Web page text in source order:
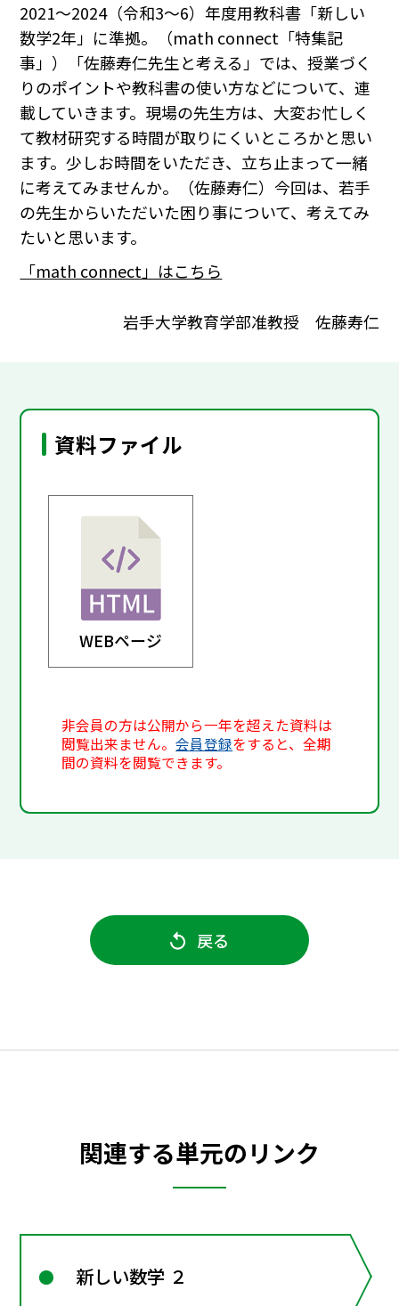
2021～2024（令和3～6）年度用教科書「新しい
数学2年」に準拠。（math connect「特集記
事」）「佐藤寿仁先生と考える」では、授業づく
りのポイントや教科書の使い方などについて、連
載していきます。現場の先生方は、大変お忙しく
て教材研究する時間が取りにくいところかと思い
ます。少しお時間をいただき、立ち止まって一緒
に考えてみませんか。（佐藤寿仁）今回は、若手
の先生からいただいた困り事について、考えてみ
たいと思います。
「math connect」はこちら
岩手大学教育学部准教授 佐藤寿仁
資料ファイル
WEBページ
非会員の方は公開から一年を超えた資料は
閲覧出来ません。会員登録をすると、全期
間の資料を閲覧できます。
戻る
関連する単元のリンク
新しい数学 ２